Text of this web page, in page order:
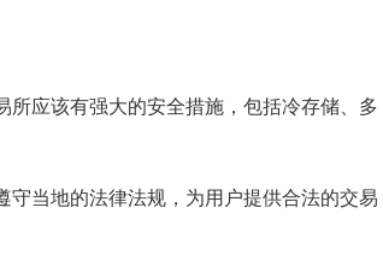
应该有强大的安全措施，包括冷存储、多
当地的法律法规，为用户提供合法的交易